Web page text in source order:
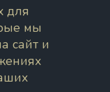
для
мы
сайт и